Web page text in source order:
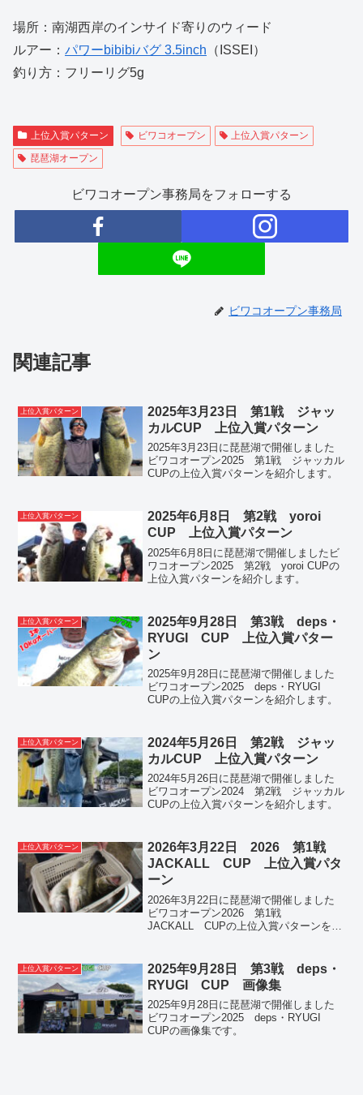
場所：南湖西岸のインサイド寄りのウィード
ルアー： パワーbibibiバグ 3.5inch （ISSEI）
釣り方：フリーリグ5g
上位入賞パターン ビワコオープン
上位入賞パターン
琵琶湖オープン
ビワコオープン事務局をフォローする
ビワコオープン事務局
関連記事
上位入賞パターン
2025年3月23日 第1戦 ジャッ
カルCUP 上位入賞パターン
2025年3月23日に琵琶湖で開催しました
ビワコオープン2025 第1戦 ジャッカル
CUPの上位入賞パターンを紹介します。
上位入賞パターン
2025年6月8日 第2戦 yoroi
CUP 上位入賞パターン
2025年6月8日に琵琶湖で開催しましたビ
ワコオープン2025 第2戦 yoroi CUPの
上位入賞パターンを紹介します。
上位入賞パターン
2025年9月28日 第3戦 deps・
RYUGI CUP 上位入賞パター
ン
2025年9月28日に琵琶湖で開催しました
ビワコオープン2025 deps・RYUGI
CUPの上位入賞パターンを紹介します。
上位入賞パターン
2024年5月26日 第2戦 ジャッ
カルCUP 上位入賞パターン
2024年5月26日に琵琶湖で開催しました
ビワコオープン2024 第2戦 ジャッカル
CUPの上位入賞パターンを紹介します。
上位入賞パターン
2026年3月22日 2026 第1戦
JACKALL CUP 上位入賞パタ
ーン
2026年3月22日に琵琶湖で開催しました
ビワコオープン2026 第1戦
JACKALL CUPの上位入賞パターンを紹
上位入賞パターン
2025年9月28日 第3戦 deps・
RYUGI CUP 画像集
2025年9月28日に琵琶湖で開催しました
ビワコオープン2025 deps・RYUGI
CUPの画像集です。